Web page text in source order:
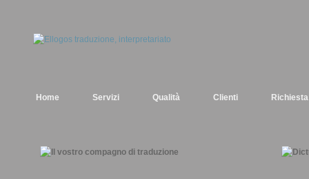
Home Servizi Qualità Clienti